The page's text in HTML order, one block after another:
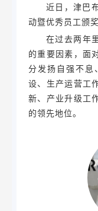
近日，津巴
动暨优秀员工颁奖
在过去两年
的重要因素，面
分发扬自强不息
设、生产运营工
新、产业升级工
的领先地位。